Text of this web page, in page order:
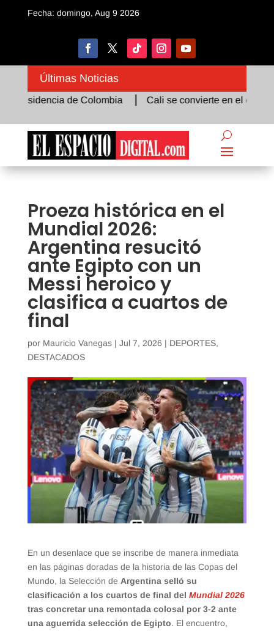
Fecha: domingo, Aug 9 2026
Últimas Noticias
de Colombia Cali se convierte en el epicentro
Proeza histórica en el
Mundial 2026:
Argentina resucitó
ante Egipto con un
Messi heroico y
clasifica a cuartos de
final
por Mauricio Vanegas| Jul 7, 2026 | DEPORTES,
DESTACADOS
En un desenlace que se inscribe de manera inmediata
en las páginas doradas de la historia de las Copas del
Mundo, la Selección de Argentina selló su
clasificación a los cuartos de final del Mundial 2026
tras concretar una remontada colosal por 3-2 ante
una aguerrida selección de Egipto. El encuentro,